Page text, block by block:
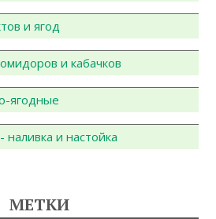
и ягод
и кабачков
ягодные
и настойка
МЕТКИ